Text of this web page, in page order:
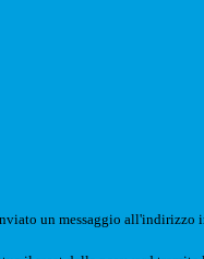
un messaggio all'indirizzo